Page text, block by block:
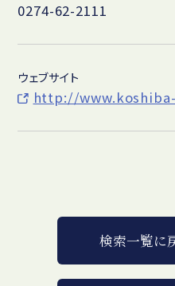
0274-62-2111
ウェブサイト
http://
検索一覧に